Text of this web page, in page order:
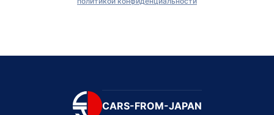
CARS-FROM-JAPAN